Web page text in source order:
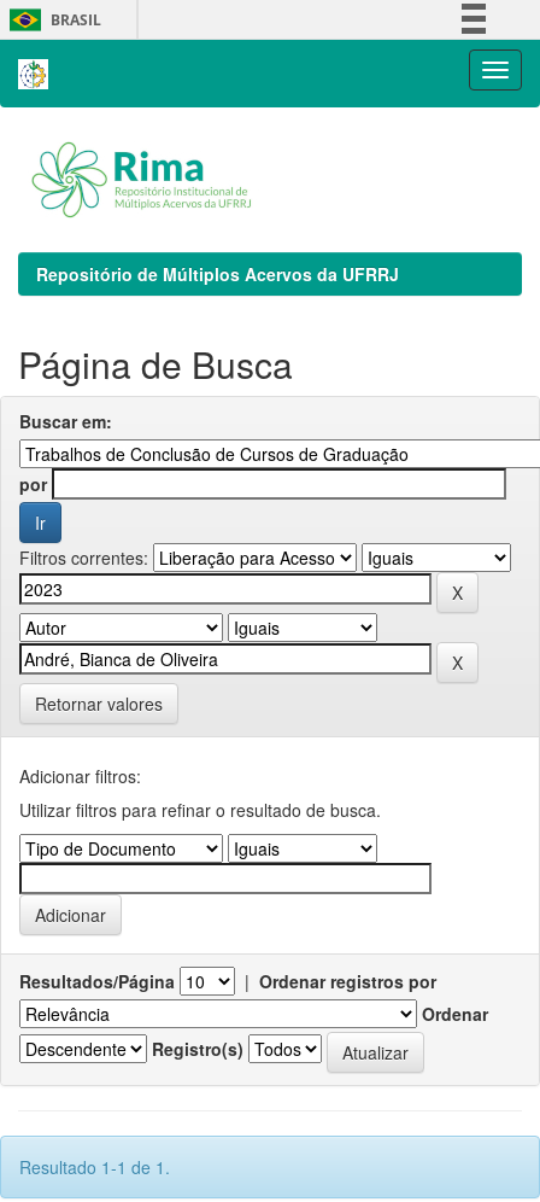
Skip
navigation
BRASIL
Repositório de Múltiplos Acervos da UFRRJ
Página de Busca
Buscar em:
por
Filtros correntes:
Retornar valores
Adicionar filtros:
Utilizar filtros para refinar o resultado de busca.
Resultados/Página | Ordenar registros por
Ordenar
Registro(s)
Resultado 1-1 de 1.